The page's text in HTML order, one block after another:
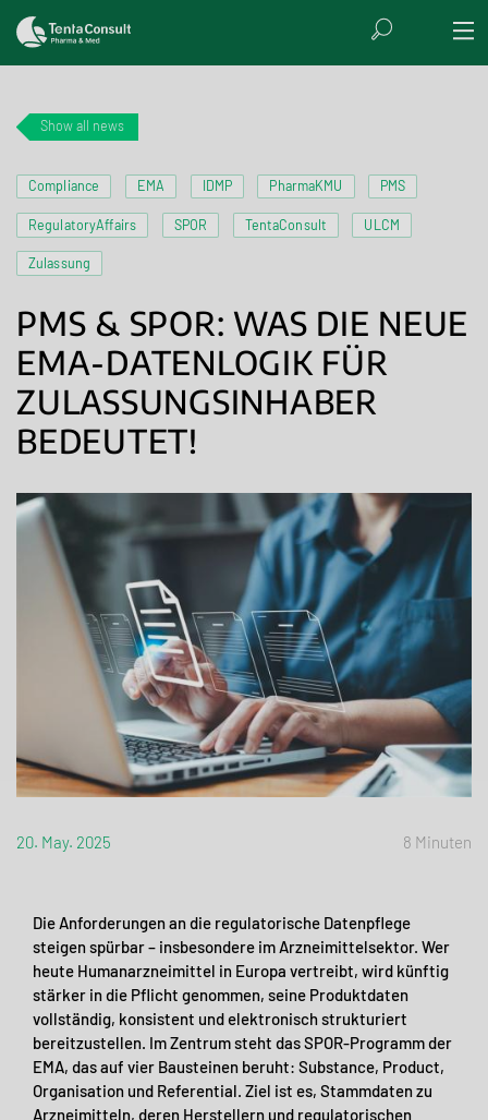
Show all news
Compliance EMA IDMP PharmaKMU PMS
RegulatoryAffairs SPOR TentaConsult ULCM
Zulassung
PMS & SPOR: WAS DIE NEUE
EMA-DATENLOGIK FÜR
ZULASSUNGSINHABER
BEDEUTET!
20. May. 2025 8 Minuten
Die Anforderungen an die regulatorische Datenpflege
steigen spürbar – insbesondere im Arzneimittelsektor. Wer
heute Humanarzneimittel in Europa vertreibt, wird künftig
stärker in die Pflicht genommen, seine Produktdaten
vollständig, konsistent und elektronisch strukturiert
bereitzustellen. Im Zentrum steht das SPOR-Programm der
EMA, das auf vier Bausteinen beruht: Substance, Product,
Organisation und Referential. Ziel ist es, Stammdaten zu
Arzneimitteln, deren Herstellern und regulatorischen